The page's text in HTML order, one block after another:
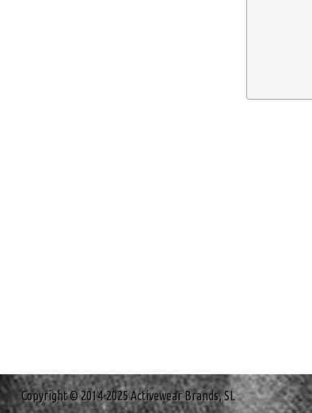
Copyright © 2014-2025 Activewear Brands, SL